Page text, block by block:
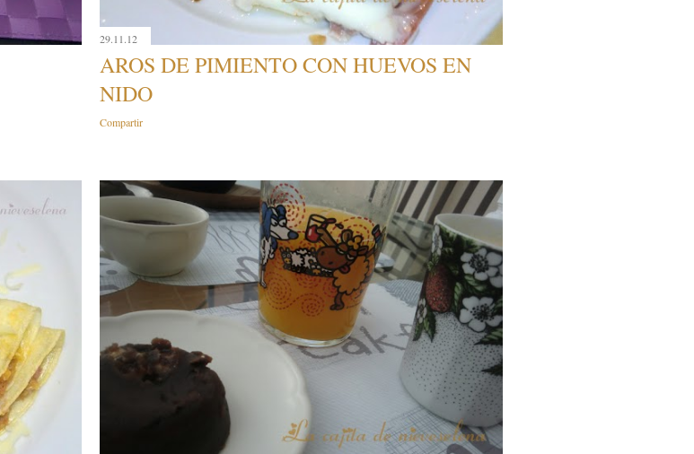
29.11.12
AROS DE PIMIENTO CON HUEVOS EN
NIDO
Compartir